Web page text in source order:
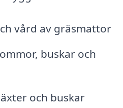
vård av gräsmattor
buskar och
och buskar